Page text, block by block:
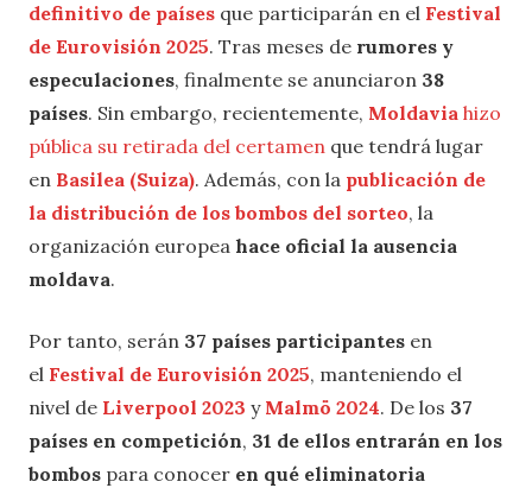
definitivo de países que participarán en el Festival
de Eurovisión 2025. Tras meses de rumores y
especulaciones, finalmente se anunciaron 38
países. Sin embargo, recientemente, Moldavia hizo
pública su retirada del certamen que tendrá lugar
en Basilea (Suiza). Además, con la publicación de
la distribución de los bombos del sorteo, la
organización europea hace oficial la ausencia
moldava.
Por tanto, serán 37 países participantes en
el Festival de Eurovisión 2025, manteniendo el
nivel de Liverpool 2023 y Malmö 2024. De los 37
países en competición, 31 de ellos entrarán en los
bombos para conocer en qué eliminatoria